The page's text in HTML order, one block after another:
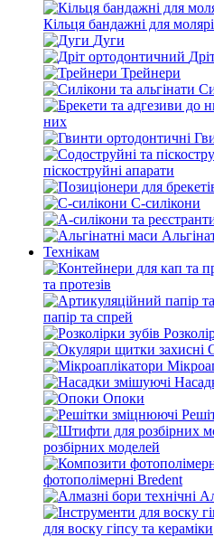
Кільця бандажні для
Дуги
Трейнери
них
піскоструйні апарати
С-силікони
Технікам
та протезів
папір та спрей
Опоки
розбірних моделей
фотополімерні Bredent
для воску гіпсу та кераміки